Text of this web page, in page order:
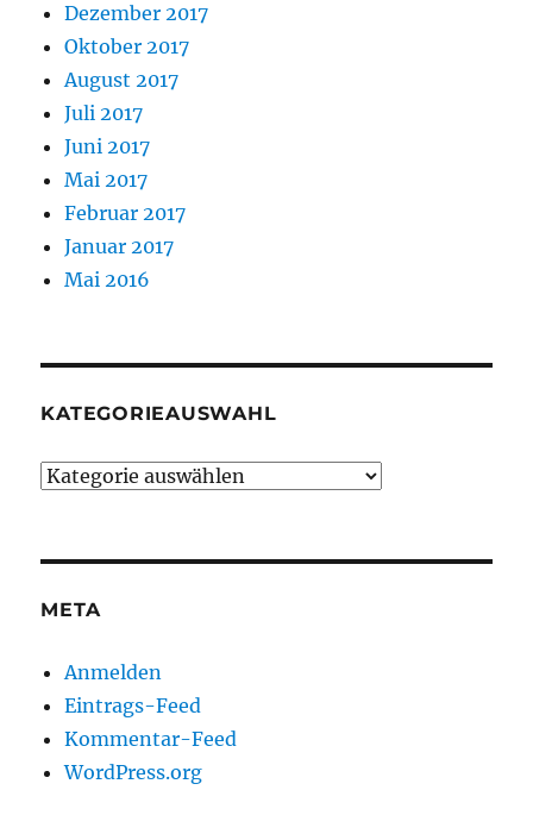
Dezember 2017
Oktober 2017
August 2017
Juli 2017
Juni 2017
Mai 2017
Februar 2017
Januar 2017
Mai 2016
KATEGORIEAUSWAHL
Kategorieauswahl
META
Anmelden
Eintrags-Feed
Kommentar-Feed
WordPress.org